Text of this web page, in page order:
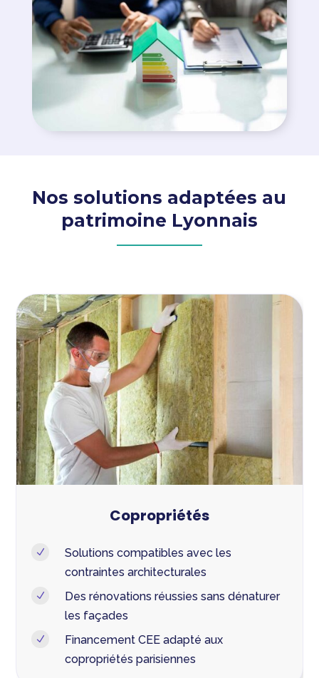
Nos solutions adaptées au
patrimoine Lyonnais
Copropriétés
N
Solutions compatibles avec les
contraintes architecturales
N
Des rénovations réussies sans dénaturer
les façades
N
Financement CEE adapté aux
copropriétés parisiennes